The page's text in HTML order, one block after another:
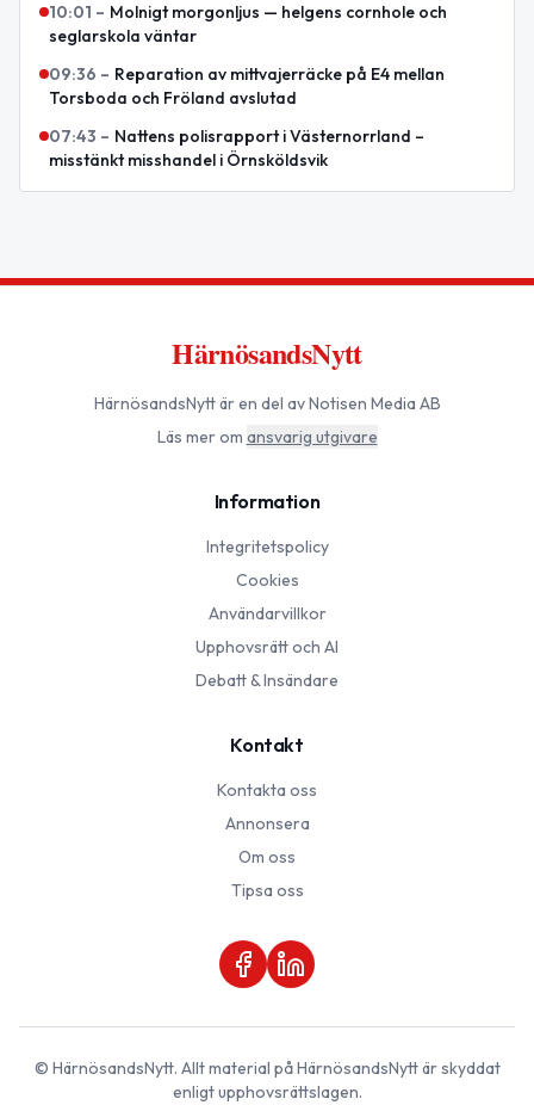
10:01 – Molnigt morgonljus — helgens cornhole och
seglarskola väntar
09:36 – Reparation av mittvajerräcke på E4 mellan
Torsboda och Fröland avslutad
07:43 – Nattens polisrapport i Västernorrland –
misstänkt misshandel i Örnsköldsvik
HärnösandsNytt
HärnösandsNyttär en del av Notisen Media AB
Läs mer om ansvarig utgivare
Information
Integritetspolicy
Cookies
Användarvillkor
Upphovsrätt och AI
Debatt & Insändare
Kontakt
Kontakta oss
Annonsera
Om oss
Tipsa oss
© HärnösandsNytt. Allt material påHärnösandsNyttär skyddat
enligt upphovsrättslagen.